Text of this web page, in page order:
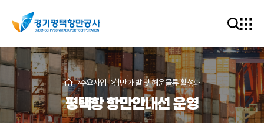
주요사업 항만 개발 및 해운물류 활성화
평택항 항만안내선 운영